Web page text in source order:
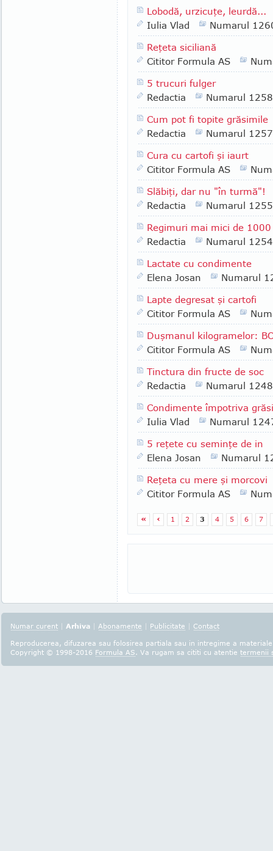
Lobodă, urzicuţe, leurdă...
Iulia Vlad
Numarul
Reţeta siciliană
Cititor Formula AS
5 trucuri fulger
Redactia
Numarul 1258
Cum pot fi topite grăsimile
Redactia
Numarul 1257
Cura cu cartofi şi iaurt
Cititor Formula AS
Slăbiţi, dar nu "în turmă"!
Redactia
Numarul 1255
Regimuri mai mici de
Redactia
Numarul 1254
Lactate cu condimente
Elena Josan
Numarul
Lapte degresat şi cartofi
Cititor Formula AS
Duşmanul kilogramelor:
Cititor Formula AS
Tinctura din fructe de soc
Redactia
Numarul 1248
Condimente împotriva
Iulia Vlad
Numarul
5 reţete cu seminţe de in
Elena Josan
Numarul
Reţeta cu mere şi morcovi
Cititor Formula AS
« ‹ 1 2 3 4 5 6 7
Numar curent | Arhiva | Abonamente | Publicitate | Contact
Reproducerea, difuzarea sau folosirea partiala sau in intregime a
Copyright © 1998-2016 Formula AS. Va rugam sa cititi cu atentie termenii